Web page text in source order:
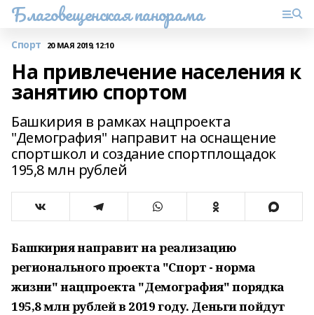
Благовещенская панорама
Спорт 20 МАЯ 2019, 12:10
На привлечение населения к
занятию спортом
Башкирия в рамках нацпроекта
"Демография" направит на оснащение
спортшкол и создание спортплощадок
195,8 млн рублей
Башкирия направит на реализацию
регионального проекта "Спорт - норма
жизни" нацпроекта "Демография" порядка
195,8 млн рублей в 2019 году. Деньги пойдут